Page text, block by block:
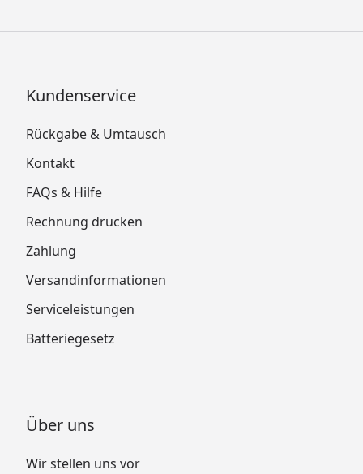
Kundenservice
Rückgabe & Umtausch
Kontakt
FAQs & Hilfe
Rechnung drucken
Zahlung
Versandinformationen
Serviceleistungen
Batteriegesetz
Über uns
Wir stellen uns vor